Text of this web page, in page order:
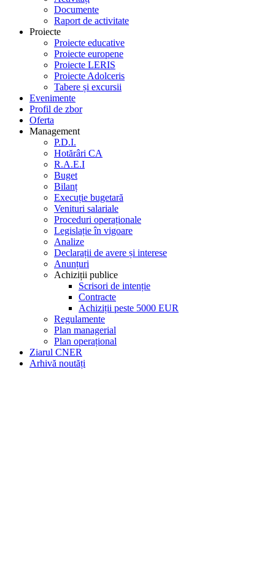
Documente
Raport de activitate
Proiecte
Proiecte educative
Proiecte europene
Proiecte LERIS
Proiecte Adolceris
Tabere și excursii
Evenimente
Profil de zbor
Oferta
Management
P.D.I.
Hotărâri CA
R.A.E.I
Buget
Bilanț
Execuție bugetară
Venituri salariale
Proceduri operaționale
Legislație în vigoare
Analize
Declarații de avere și interese
Anunțuri
Achiziții publice
Scrisori de intenție
Contracte
Achiziții peste 5000 EUR
Regulamente
Plan managerial
Plan operațional
Ziarul CNER
Arhivă noutăți